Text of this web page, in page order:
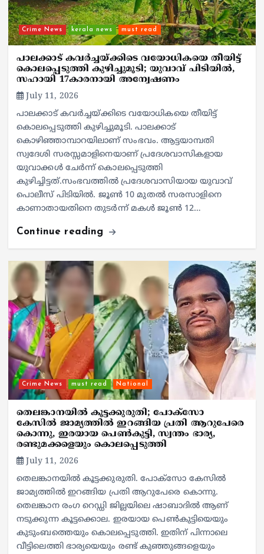
Crime News kerala news must read
പാലക്കാട് കവർച്ചയ്ക്കിടെ വയോധികയെ തീയിട്ട്
കൊലപ്പെടുത്തി കുഴിച്ചുമൂടി; യുവാവ് പിടിയിൽ,
സഹായി 17കാരനായി അന്വേഷണം
July 11, 2026
പാലക്കാട് കവർച്ചയ്ക്കിടെ വയോധികയെ തീയിട്ട്
കൊലപ്പെടുത്തി കുഴിച്ചുമൂടി. പാലക്കാട്
കൊഴിഞ്ഞാമ്പാറയിലാണ് സംഭവം. ആട്ടയാമ്പതി
സ്വദേശി സരസ്സമാളിനെയാണ് പ്രദേശവാസികളായ
യുവാക്കൾ ചേർന്ന് കൊലപ്പെടുത്തി
കുഴിച്ചിട്ടത്.സംഭവത്തിൽ പ്രദേശവാസിയായ യുവാവ്
പൊലീസ് പിടിയിൽ. ജൂൺ 10 മുതൽ സരസാളിനെ
കാണാതായതിനെ തുടർന്ന് മകൾ ജൂൺ 12…
Continue reading
Crime News must read National
തെലങ്കാനയിൽ കൂട്ടക്കുരുതി; പോക്സോ
കേസിൽ ജാമ്യത്തിൽ ഇറങ്ങിയ പ്രതി ആറുപേരെ
കൊന്നു, ഇരയായ പെൺകുട്ടി, സ്വന്തം ഭാര്യ,
രണ്ടുമക്കളെയും കൊലപ്പെടുത്തി
July 11, 2026
തെലങ്കാനയിൽ കൂട്ടക്കുരുതി. പോക്സോ കേസിൽ
ജാമ്യത്തിൽ ഇറങ്ങിയ പ്രതി ആറുപേരെ കൊന്നു.
തെലങ്കാന രംഗ റെഡ്ഡി ജില്ലയിലെ ഷാബാദിൽ ആണ്
നടുക്കുന്ന കൂട്ടക്കൊല. ഇരയായ പെൺകുട്ടിയെയും
കുടുംബത്തെയും കൊലപ്പെടുത്തി. ഇതിന് പിന്നാലെ
വീട്ടിലെത്തി ഭാര്യയെയും രണ്ട് കുഞ്ഞുങ്ങളെയും